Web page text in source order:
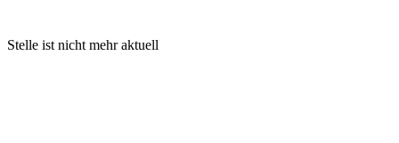
Stelle ist nicht mehr aktuell